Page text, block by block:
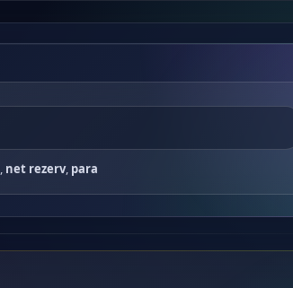
, net rezerv, para